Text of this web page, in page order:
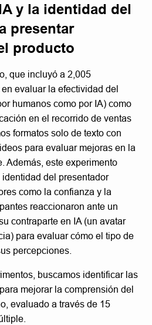
y la identidad del
presentar
producto
que incluyó a 2,005
evaluar la efectividad del
humanos como por IA) como
en el recorrido de ventas
formatos solo de texto con
para evaluar mejoras en la
Además, este experimento
del presentador
como la confianza y la
reaccionaron ante un
contraparte en IA (un avatar
para evaluar cómo el tipo de
percepciones.
buscamos identificar las
mejorar la comprensión del
evaluado a través de 15